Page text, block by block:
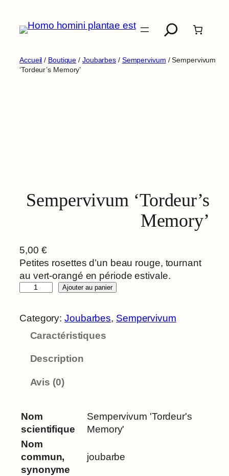
contenu
Accueil / Boutique / Joubarbes / Sempervivum / Sempervivum
‘Tordeur’s Memory’
Sempervivum ‘Tordeur’s
Memory’
5,00 €
Petites rosettes d’un beau rouge, tournant
au vert-orangé en période estivale.
a
S
e
m
p
e
Ajouter au panier
Category:Joubarbes, Sempervivum
Caractéristiques
Description
Avis (0)
Nom
scientifique
Sempervivum 'Tordeur's
Memory'
Nom
commun,
synonyme
joubarbe